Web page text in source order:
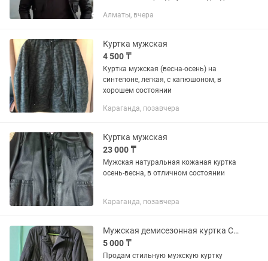
на элегантной одежде, сочетающей
дизайном....
Алматы, вчера
Куртка мужская
4 500 ₸
Куртка мужская (весна-осень) на
синтепоне, легкая, с капюшоном, в
хорошем состоянии
Караганда, позавчера
Куртка мужская
23 000 ₸
Мужская натуральная кожаная куртка
осень-весна, в отличном состоянии
Караганда, позавчера
Мужская демисезонная куртка Carlione, размер 50 (L)
5 000 ₸
Продам стильную мужскую куртку